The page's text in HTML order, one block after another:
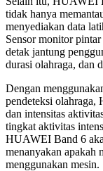
tidak hanya
menyediakan data
Sensor monitor
detak jantung
durasi olahraga, dan
Dengan
pendeteksi olahraga,
dan intensitas
tingkat aktivitas
HUAWEI Band 6
menanyakan apakah
menggunakan mesin.